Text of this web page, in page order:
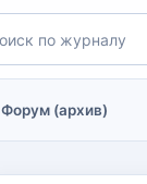
Форум (архив)